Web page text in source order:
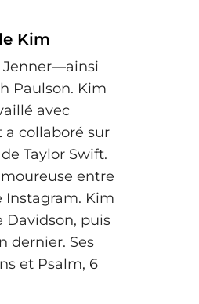
Kim
Jenner—ainsi
Paulson. Kim
avec
a collaboré sur
Taylor Swift.
entre
Instagram. Kim
Davidson, puis
dernier. Ses
et Psalm, 6